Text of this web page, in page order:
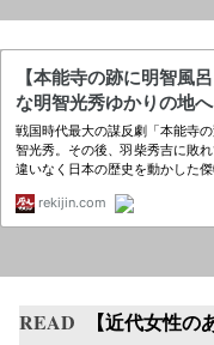
READ
【近代女性